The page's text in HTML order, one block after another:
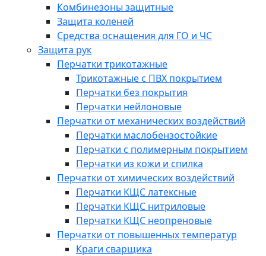
Комбинезоны защитные
Защита коленей
Средства оснащения для ГО и ЧС
Защита рук
Перчатки трикотажные
Трикотажные с ПВХ покрытием
Перчатки без покрытия
Перчатки нейлоновые
Перчатки от механических воздействий
Перчатки маслобензостойкие
Перчатки с полимерным покрытием
Перчатки из кожи и спилка
Перчатки от химических воздействий
Перчатки КЩС латексные
Перчатки КЩС нитриловые
Перчатки КЩС неопреновые
Перчатки от повышенных температур
Краги сварщика